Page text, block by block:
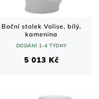
Boční stolek Volise, bílý,
kamenina
DODÁNÍ 1-4 TÝDNY
5 013 Kč